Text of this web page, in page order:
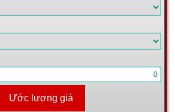
Ước lượng giá